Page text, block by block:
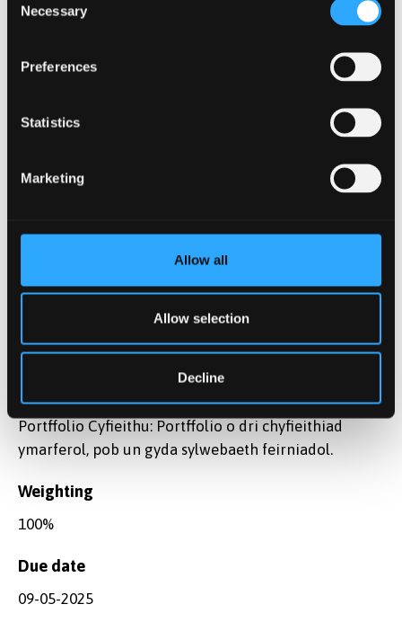
Selection
Necessary
Preferences
Statistics
Marketing
Allow all
Allow selection
Decline
hun gyda thiwtoriaid a chyfoedion.
Bydd myfyrwyr yn gallu dadansoddi'r berthynas
rhwng theorïau unigol a'r testunau maent yn eu
ymarferol a diwylliannol i gynllunio a chwblhau
Summative
Portffolio Cyfieithu: Portffolio o dri chyfieithiad
ymarferol, pob un gyda sylwebaeth feirniadol.
Weighting
100%
Due date
09-05-2025